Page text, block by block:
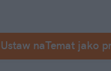
Ustaw naTemat jako